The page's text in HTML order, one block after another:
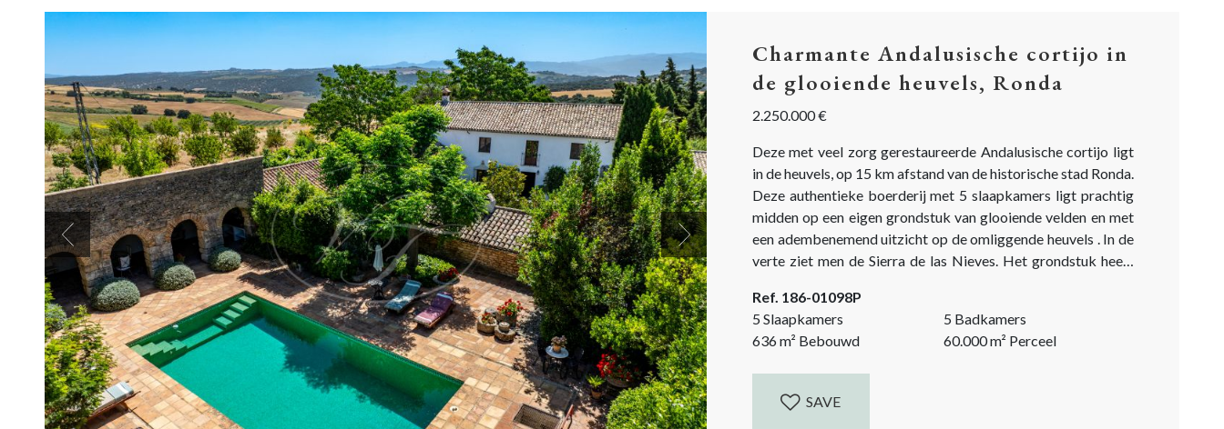
Previous Next
Charmante Andalusische cortijo in
de glooiende heuvels, Ronda
2.250.000 €
Deze met veel zorg gerestaureerde Andalusische cortijo ligt
in de heuvels, op 15 km afstand van de historische stad Ronda.
Deze authentieke boerderij met 5 slaapkamers ligt prachtig
midden op een eigen grondstuk van glooiende velden en met
een adembenemend uitzicht op de omliggende heuvels . In de
verte ziet men de Sierra de las Nieves. Het grondstuk heeft
Ref. 186-01098P
5 Slaapkamers
5 Badkamers
636m² Bebouwd 60.000m² Perceel
SAVE